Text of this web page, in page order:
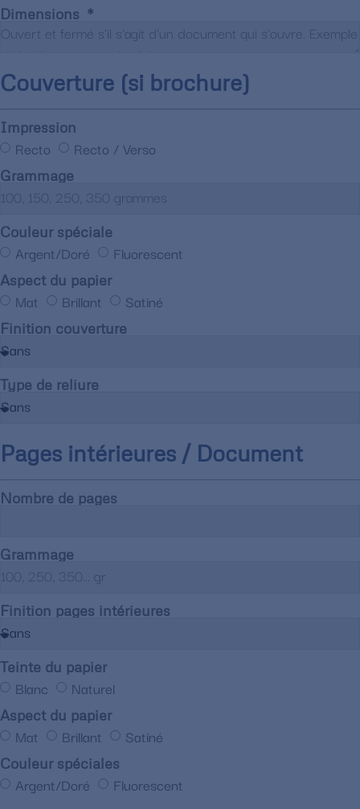
Dimensions
Couverture (si brochure)
Impression
Recto Recto / Verso
Grammage
Couleur spéciale
Argent/Doré Fluorescent
Aspect du papier
Mat Brillant Satiné
Finition couverture
Type de reliure
Pages intérieures / Document
Nombre de pages
Grammage
Finition pages intérieures
Teinte du papier
Blanc Naturel
Aspect du papier
Mat Brillant Satiné
Couleur spéciales
Argent/Doré Fluorescent